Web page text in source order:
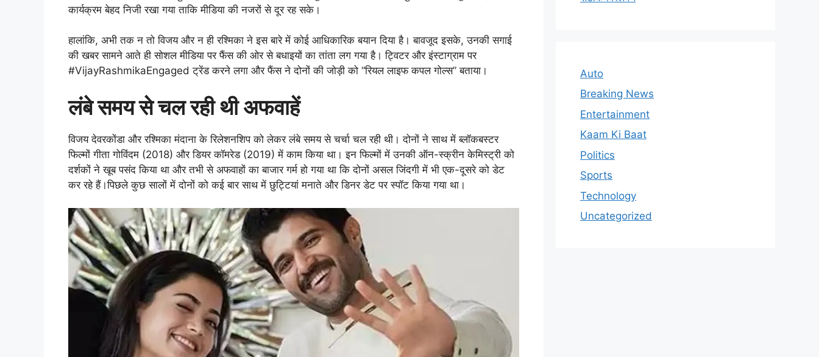
कार्यक्रम बेहद निजी रखा गया ताकि मीडिया की नजरों से दूर रह सके।
हालांकि, अभी तक न तो विजय और न ही रश्मिका ने इस बारे में कोई आधिकारिक बयान दिया है। बावजूद इसके, उनकी सगाई
की खबर सामने आते ही सोशल मीडिया पर फैंस की ओर से बधाइयों का तांता लग गया है। ट्विटर और इंस्टाग्राम पर
#VijayRashmikaEngaged ट्रेंड करने लगा और फैंस ने दोनों की जोड़ी को “रियल लाइफ कपल गोल्स” बताया।
लंबे समय से चल रही थी अफवाहें
विजय देवरकोंडा और रश्मिका मंदाना के रिलेशनशिप को लेकर लंबे समय से चर्चा चल रही थी। दोनों ने साथ में ब्लॉकबस्टर
फिल्मों गीता गोविंदम (2018) और डियर कॉमरेड (2019) में काम किया था। इन फिल्मों में उनकी ऑन-स्क्रीन केमिस्ट्री को
दर्शकों ने खूब पसंद किया था और तभी से अफवाहों का बाजार गर्म हो गया था कि दोनों असल जिंदगी में भी एक-दूसरे को डेट
कर रहे हैं।पिछले कुछ सालों में दोनों को कई बार साथ में छुट्टियां मनाते और डिनर डेट पर स्पॉट किया गया था।
Auto
Breaking News
Entertainment
Kaam Ki Baat
Politics
Sports
Technology
Uncategorized